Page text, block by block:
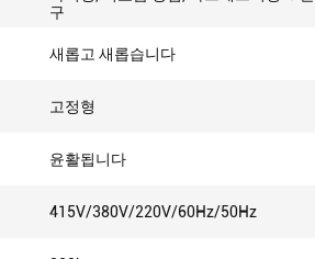
구
새롭고 새롭습니다
고정형
윤활됩니다
415V/380V/220V/60Hz/50Hz